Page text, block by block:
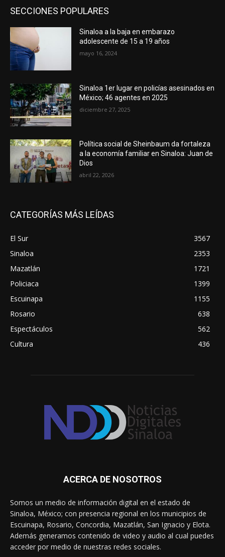
SECCIONES POPULARES
Sinaloa a la baja en embarazo
adolescente de 15 a 19 años
mayo 16, 2024
Sinaloa 1er lugar en policías asesinados en
México; 46 agentes en 2025
diciembre 27, 2025
Política social de Sheinbaum da fortaleza
a la economía familiar en Sinaloa: Juan de
Dios
abril 22, 2026
CATEGORÍAS MÁS LEÍDAS
El Sur
3567
Sinaloa
2353
Mazatlán
1721
Policiaca
1399
Escuinapa
1155
Rosario
638
Espectáculos
562
Cultura
436
ACERCA DE NOSOTROS
Somos un medio de información digital en el estado de
Sinaloa, México; con presencia regional en los municipios de
Escuinapa, Rosario, Concordia, Mazatlán, San Ignacio y Elota.
Además generamos contenido de video y audio al cual puedes
acceder por medio de nuestras redes sociales.